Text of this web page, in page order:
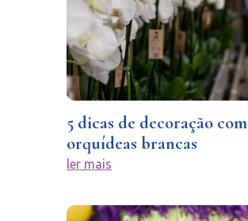
5 dicas de decoração com
orquídeas brancas
ler mais